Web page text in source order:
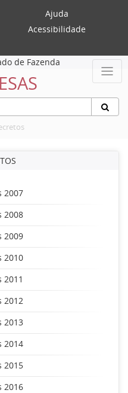
Ajuda
Acessibilidade
de Fazenda
2007
2008
2009
2010
2011
2012
2013
2014
2015
2016